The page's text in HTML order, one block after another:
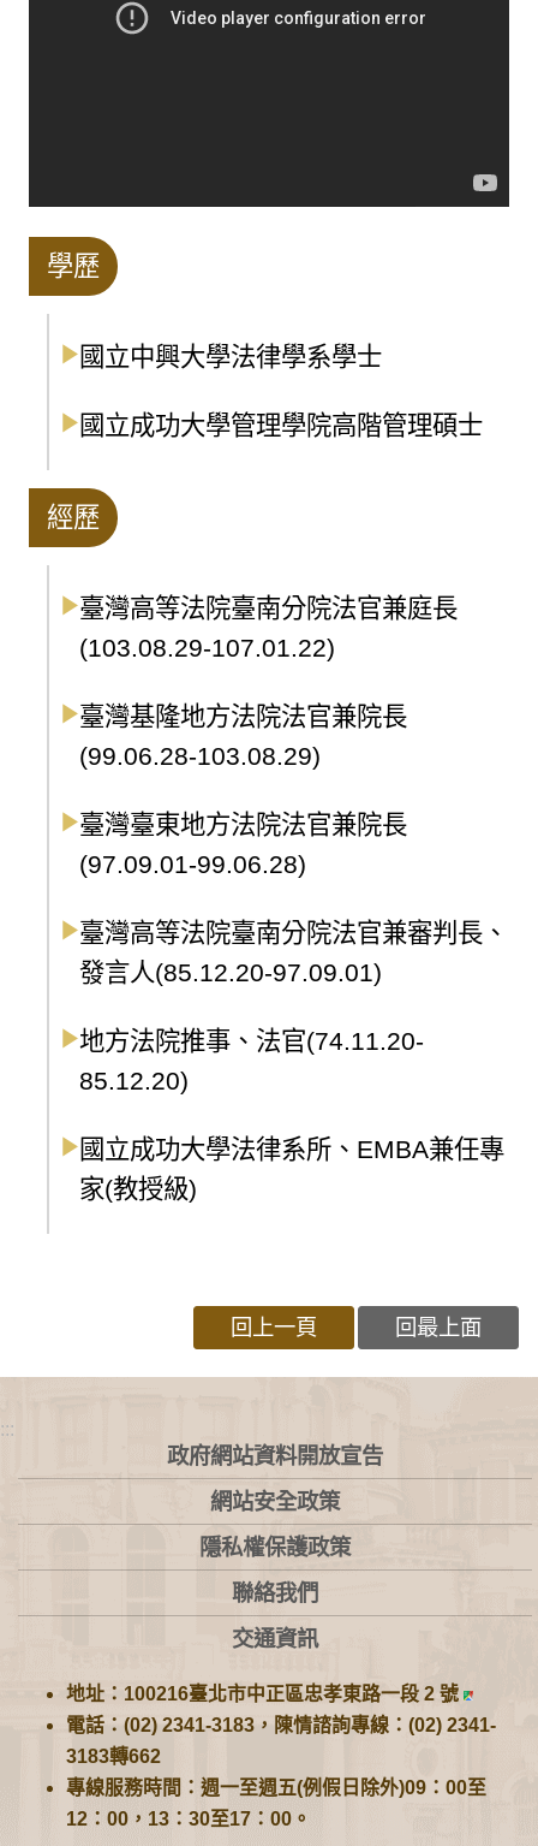
學歷
國立中興大學法律學系學士
國立成功大學管理學院高階管理碩士
經歷
臺灣高等法院臺南分院法官兼庭長
(103.08.29-107.01.22)
臺灣基隆地方法院法官兼院長
(99.06.28-103.08.29)
臺灣臺東地方法院法官兼院長
(97.09.01-99.06.28)
臺灣高等法院臺南分院法官兼審判長、
發言人(85.12.20-97.09.01)
地方法院推事、法官(74.11.20-
85.12.20)
國立成功大學法律系所、EMBA兼任專
家(教授級)
回上一頁 回最上面
:::
政府網站資料開放宣告
網站安全政策
隱私權保護政策
聯絡我們
交通資訊
地址：100216臺北市中正區忠孝東路一段 2 號
電話：(02) 2341-3183，陳情諮詢專線：(02) 2341-
3183轉662
專線服務時間：週一至週五(例假日除外)09：00至
12：00，13：30至17：00。